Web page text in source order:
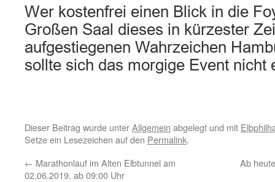
Wer kostenfrei einen Blick in die
Großen Saal dieses in kürzester
aufgestiegenen Wahrzeichen
sollte sich das morgige Event nicht
Dieser Beitrag wurde unterAllgemein abgelegt und mit
Setze ein Lesezeichen auf den Permalink.
← Marathonlauf im Alten Elbtunnel am
02.06.2019, ab 09:00 Uhr
Ab